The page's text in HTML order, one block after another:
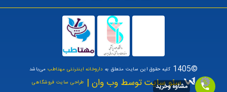
©1405 کلیه حقوق این سایت متعلق به داروخانه اینترنتی مهتاطبمی‌باشد
سئو سایت توسط وب وان | طراحی سایت فروشگاهی مشاوه وخرید